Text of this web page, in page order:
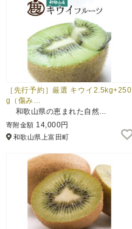
控除額シミュレータ
［先行予約］厳選 キウイ2.5kg+250
g（傷み…
和歌山県の恵まれた自然…
寄附金額 14,000円
和歌山県上富田町